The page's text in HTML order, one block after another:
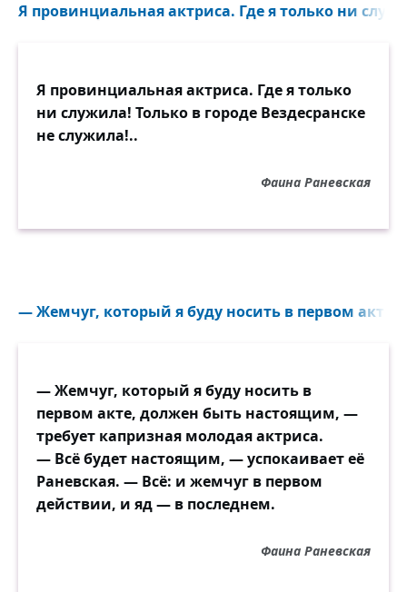
Я провинциальная актриса. Где я только ни
Я провинциальная актриса. Где я только
ни служила! Только в городе Вездесранске
не служила!..
Фаина Раневская
— Жемчуг, который я буду носить в первом акте...
— Жемчуг, который я буду носить в
первом акте, должен быть настоящим, —
требует капризная молодая актриса.
— Всё будет настоящим, — успокаивает её
Раневская. — Всё: и жемчуг в первом
действии, и яд — в последнем.
Фаина Раневская